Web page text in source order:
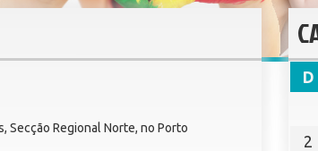
Secção Regional Norte, no Porto
D
2